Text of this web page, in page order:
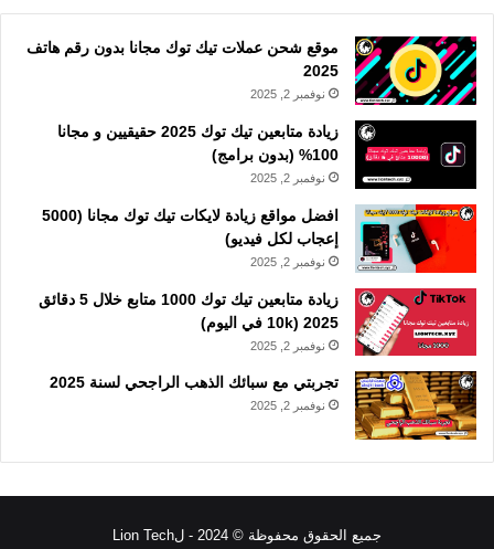
موقع شحن عملات تيك توك مجانا بدون رقم هاتف
2025
نوفمبر 2, 2025
زيادة متابعين تيك توك 2025 حقيقيين و مجانا
100% (بدون برامج)
نوفمبر 2, 2025
افضل مواقع زيادة لايكات تيك توك مجانا (5000
إعجاب لكل فيديو)
نوفمبر 2, 2025
زيادة متابعين تيك توك 1000 متابع خلال 5 دقائق
2025 (10k في اليوم)
نوفمبر 2, 2025
تجربتي مع سبائك الذهب الراجحي لسنة 2025
نوفمبر 2, 2025
جميع الحقوق محفوظة © 2024 - لLion Tech